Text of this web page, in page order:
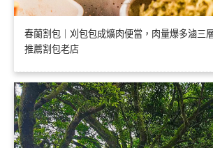
春蘭割包｜刈包包成爌肉便當，肉量爆多滷三
推薦割包老店